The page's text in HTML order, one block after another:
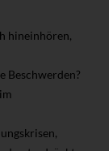
hineinhören,
Beschwerden?